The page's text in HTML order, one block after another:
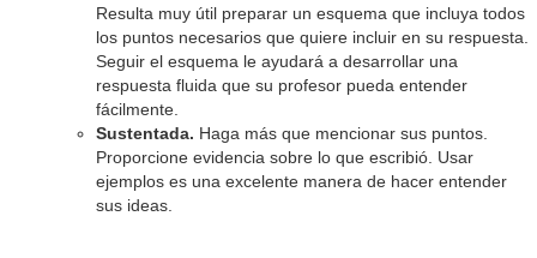
Resulta muy útil preparar un esquema que incluya todos
los puntos necesarios que quiere incluir en su respuesta.
Seguir el esquema le ayudará a desarrollar una
respuesta fluida que su profesor pueda entender
fácilmente.
Sustentada. Haga más que mencionar sus puntos.
Proporcione evidencia sobre lo que escribió. Usar
ejemplos es una excelente manera de hacer entender
sus ideas.